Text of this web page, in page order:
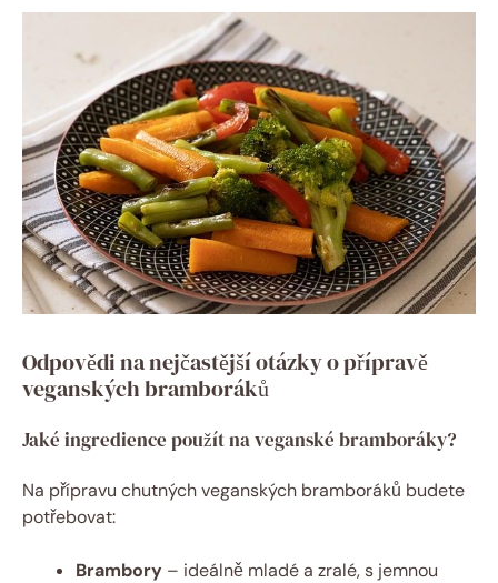
Odpovědi na nejčastější otázky o přípravě
veganských bramboráků
Jaké ingredience použít na veganské bramboráky?
Na přípravu chutných veganských bramboráků budete
potřebovat:
Brambory – ideálně mladé a zralé, s jemnou